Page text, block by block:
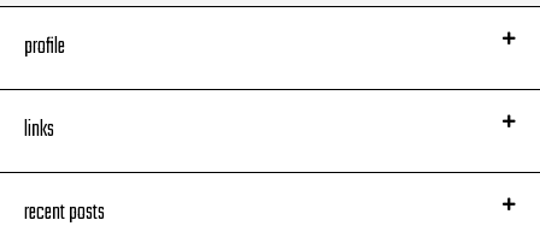
ラインごとに細かく解説付けるような箇所は全然なくてですね。。。
何せめちゃくちゃストレートなものですから。。。
まあ、せっかくなので、こぼれ話を一つ。
profile
links
recent posts